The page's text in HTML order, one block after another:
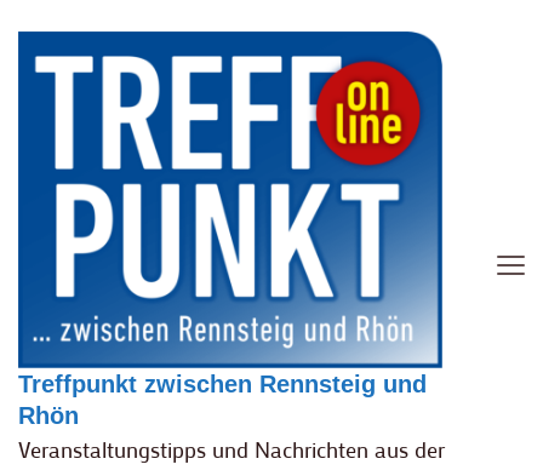
Treffpunkt zwischen Rennsteig und
Rhön
Veranstaltungstipps und Nachrichten aus der